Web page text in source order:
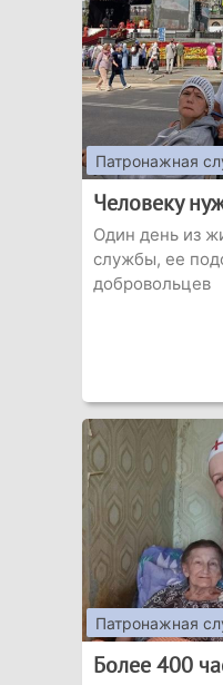
Патронажная
Человеку
Один день из
службы, ее
добровольцев
Патронажная
Более 400